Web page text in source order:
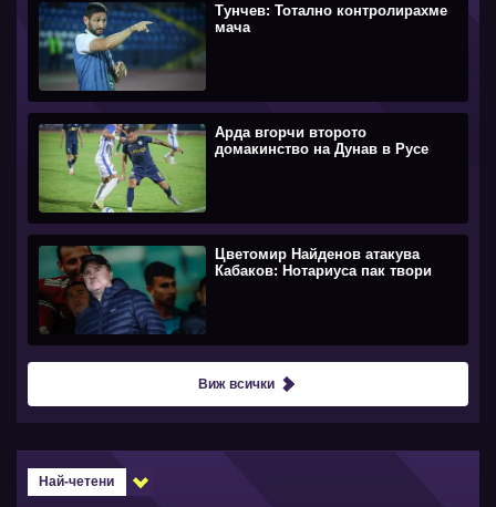
Тунчев: Тотално контролирахме
мача
Арда вгорчи второто
домакинство на Дунав в Русе
Цветомир Найденов атакува
Кабаков: Нотариуса пак твори
Виж всички
Най-четени